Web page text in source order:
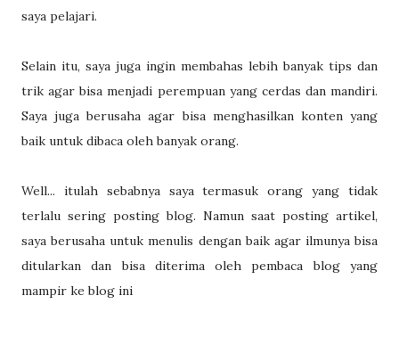
saya pelajari.
Selain itu, saya juga ingin membahas lebih banyak tips dan
trik agar bisa menjadi perempuan yang cerdas dan mandiri.
Saya juga berusaha agar bisa menghasilkan konten yang
baik untuk dibaca oleh banyak orang.
Well... itulah sebabnya saya termasuk orang yang tidak
terlalu sering posting blog. Namun saat posting artikel,
saya berusaha untuk menulis dengan baik agar ilmunya bisa
ditularkan dan bisa diterima oleh pembaca blog yang
mampir ke blog ini